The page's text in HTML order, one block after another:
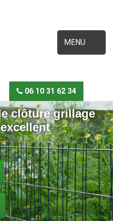
MENU
06 10 31 62 34
clôture grillage